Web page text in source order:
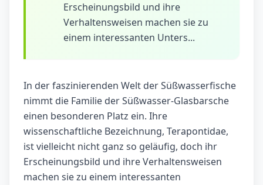
Erscheinungsbild und ihre
Verhaltensweisen machen sie zu
einem interessanten Unters...
In der faszinierenden Welt der Süßwasserfische
nimmt die Familie der Süßwasser-Glasbarsche
einen besonderen Platz ein. Ihre
wissenschaftliche Bezeichnung, Terapontidae,
ist vielleicht nicht ganz so geläufig, doch ihr
Erscheinungsbild und ihre Verhaltensweisen
machen sie zu einem interessanten